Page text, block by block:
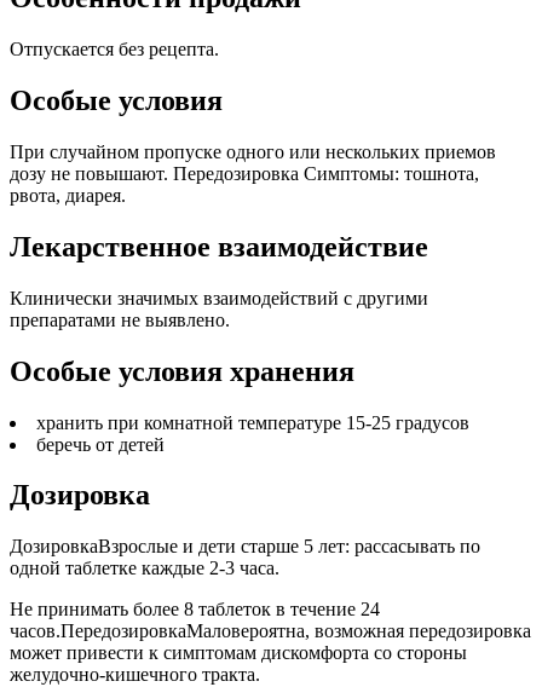
Отпускается без рецепта.
Особые условия
При случайном пропуске одного или нескольких приемов
дозу не повышают. Передозировка Симптомы: тошнота,
рвота, диарея.
Лекарственное взаимодействие
Клинически значимых взаимодействий с другими
препаратами не выявлено.
Особые условия хранения
хранить при комнатной температуре 15-25 градусов
беречь от детей
Дозировка
ДозировкаВзрослые и дети старше 5 лет: рассасывать по
одной таблетке каждые 2-3 часа.
Не принимать более 8 таблеток в течение 24
часов.ПередозировкаМаловероятна, возможная передозировка
может привести к симптомам дискомфорта со стороны
желудочно-кишечного тракта.